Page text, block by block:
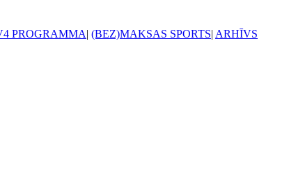
PROGRAMMA| (BEZ)MAKSAS SPORTS| ARHĪVS